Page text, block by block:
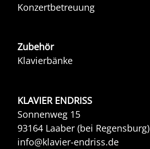
Konzertbetreuung
Zubehör
Klavierbänke
KLAVIER ENDRISS
Sonnenweg 15
93164 Laaber (bei Regensburg)
info@klavier-endriss.de